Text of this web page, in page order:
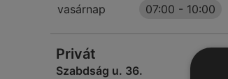
vasárnap
07:00 - 10:00
Privát
Szabdság u. 36.